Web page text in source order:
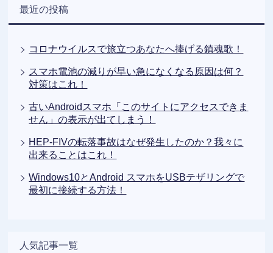
最近の投稿
コロナウイルスで旅立つあなたへ捧げる鎮魂歌！
スマホ電池の減りが早い急になくなる原因は何？
対策はこれ！
古いAndroidスマホ「このサイトにアクセスできま
せん」の表示が出てしまう！
HEP-FIVの転落事故はなぜ発生したのか？我々に
出来ることはこれ！
Windows10とAndroid スマホをUSBテザリングで
最初に接続する方法！
人気記事一覧